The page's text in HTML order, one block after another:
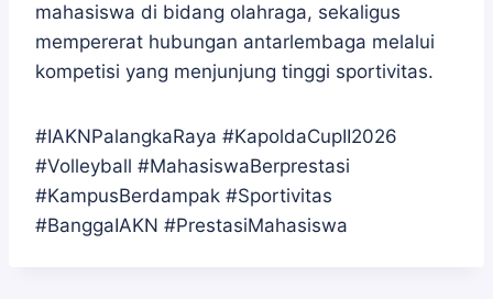
mahasiswa di bidang olahraga, sekaligus
mempererat hubungan antarlembaga melalui
kompetisi yang menjunjung tinggi sportivitas.
#IAKNPalangkaRaya #KapoldaCupII2026
#Volleyball #MahasiswaBerprestasi
#KampusBerdampak #Sportivitas
#BanggaIAKN #PrestasiMahasiswa